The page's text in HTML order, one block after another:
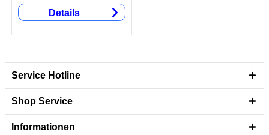
Details
Service Hotline
Shop Service
Informationen